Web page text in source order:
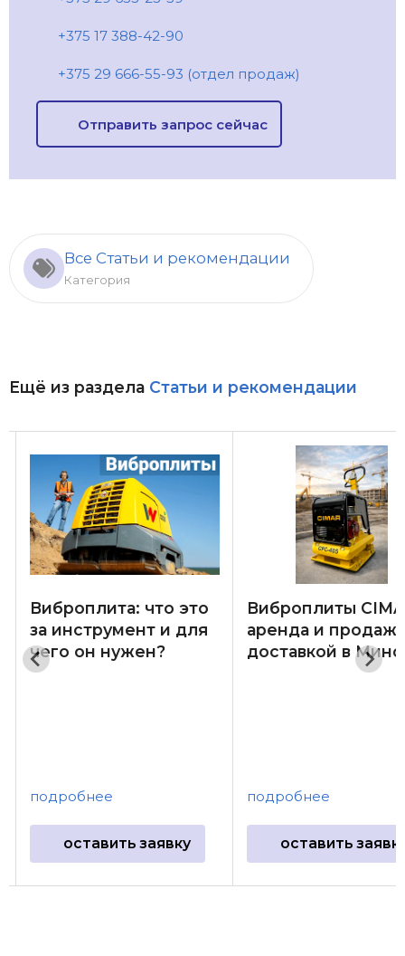
+375 17 388-42-90
+375 29 666-55-93 (отдел продаж)
Отправить запрос сейчас
Все Статьи и рекомендации
Категория
Ещё из раздела Статьи и рекомендации
Виброплита: что это
за инструмент и для
чего он нужен?
подробнее
оставить заявку
Виброплиты
аренда и
доставкой в
подробнее
оставить